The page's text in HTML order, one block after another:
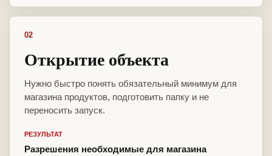
02
Открытие объекта
Нужно быстро понять обязательный минимум для
магазина продуктов, подготовить папку и не
переносить запуск.
РЕЗУЛЬТАТ
Разрешения необходимые для магазина